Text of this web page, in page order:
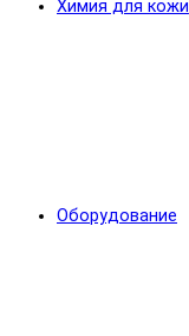
Химия для кожи
Оборудование